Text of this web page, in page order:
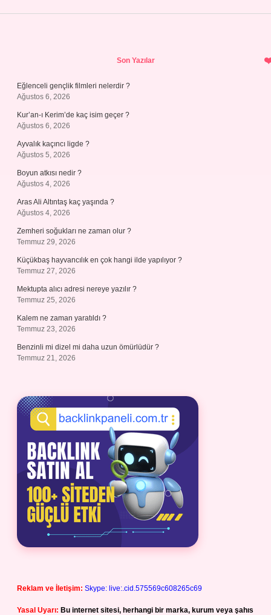
Son Yazılar
Eğlenceli gençlik filmleri nelerdir ?
Ağustos 6, 2026
Kur’an-ı Kerim’de kaç isim geçer ?
Ağustos 6, 2026
Ayvalık kaçıncı ligde ?
Ağustos 5, 2026
Boyun atkısı nedir ?
Ağustos 4, 2026
Aras Ali Altıntaş kaç yaşında ?
Ağustos 4, 2026
Zemheri soğukları ne zaman olur ?
Temmuz 29, 2026
Küçükbaş hayvancılık en çok hangi ilde yapılıyor ?
Temmuz 27, 2026
Mektupta alıcı adresi nereye yazılır ?
Temmuz 25, 2026
Kalem ne zaman yaratıldı ?
Temmuz 23, 2026
Benzinli mi dizel mi daha uzun ömürlüdür ?
Temmuz 21, 2026
Reklam ve İletişim: Skype: live:.cid.575569c608265c69
Yasal Uyarı: Bu internet sitesi, herhangi bir marka, kurum veya şahıs